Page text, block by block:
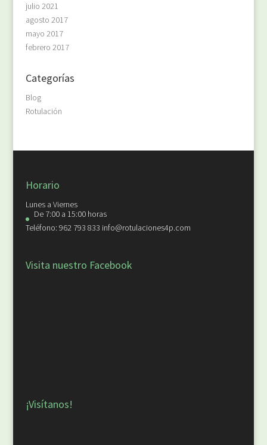
julio 2021
agosto 2017
mayo 2017
febrero 2017
Categorías
Blog
Rotulación
Horario
Lunes a Viernes
De 7:00 a 15:00 horas
Teléfono: 962 793 833 info@rotulaciones4p.com
Visita nuestro Facebook
¡Visítanos!